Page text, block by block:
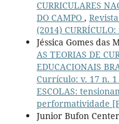
CURRICULARES
DO CAMPO ,
(2014)
Jéssica Gomes das
AS TEORIAS DE
EDUCACIONAIS
Currículo: v. 17 n. 1
ESCOLAS:
performatividade
Junior Bufon